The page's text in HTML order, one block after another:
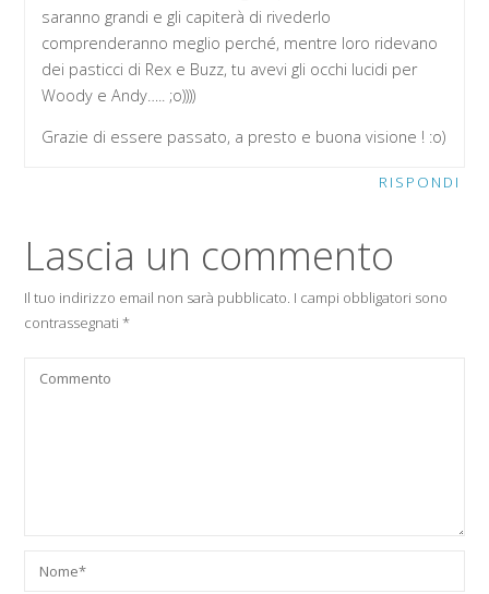
saranno grandi e gli capiterà di rivederlo
comprenderanno meglio perché, mentre loro ridevano
dei pasticci di Rex e Buzz, tu avevi gli occhi lucidi per
Woody e Andy….. ;o))))
Grazie di essere passato, a presto e buona visione ! :o)
RISPONDI
Lascia un commento
Il tuo indirizzo email non sarà pubblicato. I campi obbligatori sono
contrassegnati*